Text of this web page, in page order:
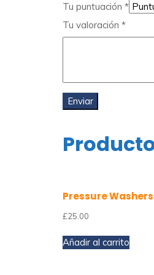
Tu puntuación *
Tu valoración *
Pressure Washers
£25.00
Añadir al carrito